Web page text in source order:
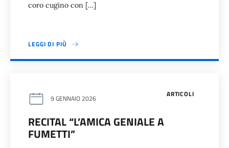
coro cugino con […]
LEGGI DI PIÙ
ARTICOLI
9 GENNAIO 2026
RECITAL “L’AMICA GENIALE A
FUMETTI”